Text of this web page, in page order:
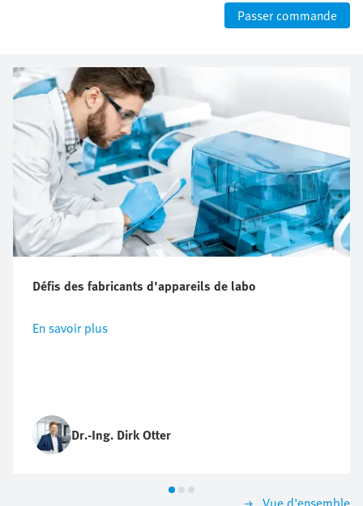
Passer commande
Défis des fabricants d'appareils de labo
En savoir plus
Dr.-Ing. Dirk Otter